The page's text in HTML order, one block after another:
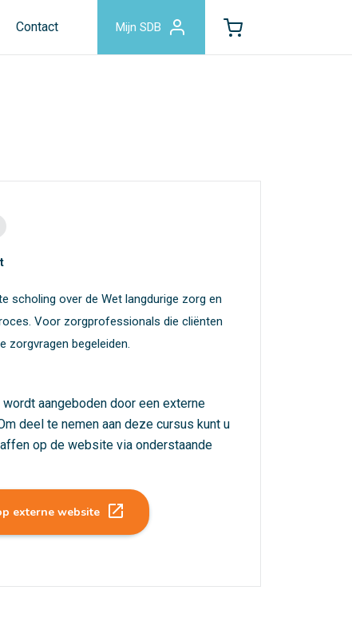
Contact Mijn SDB
scholing over de Wet langdurige zorg en
Voor zorgprofessionals die cliënten
zorgvragen begeleiden.
aangeboden door een externe
deel te nemen aan deze cursus kunt u
op de website via onderstaande
externe website launch